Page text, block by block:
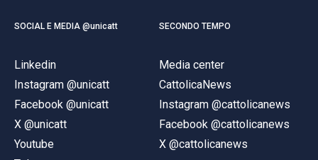
SOCIAL E MEDIA @unicatt
Linkedin
Instagram @unicatt
Facebook @unicatt
X @unicatt
Youtube
SECONDO TEMPO
Media center
CattolicaNews
Instagram @cattolicanews
Facebook @cattolicanews
X @cattolicanews